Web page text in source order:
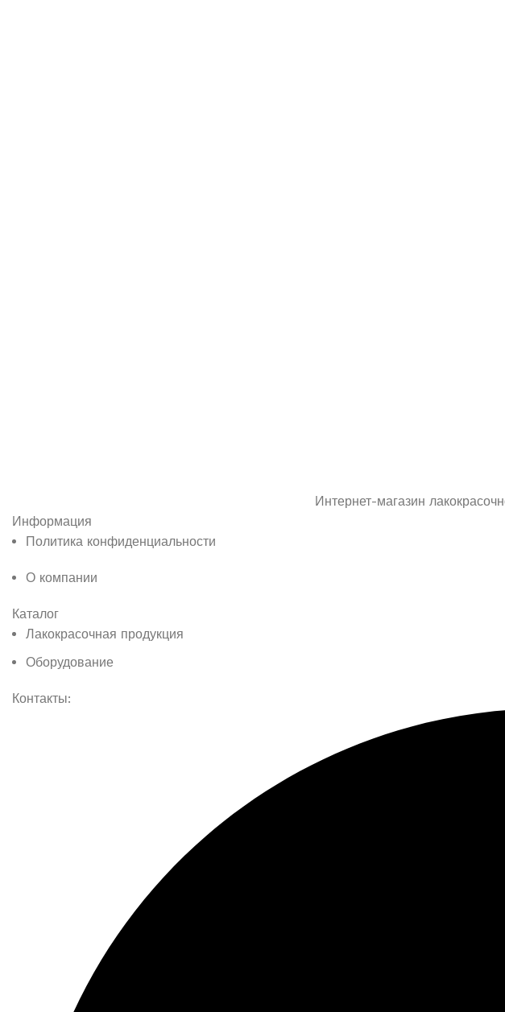
Интернет-магазин
Информация
Политика конфиденциальности
О компании
Каталог
Лакокрасочная продукция
Оборудование
Контакты: